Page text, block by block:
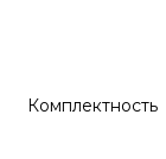
Комплектность